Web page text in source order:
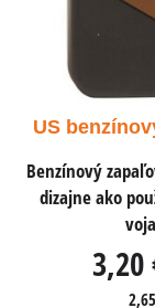
US
Benzínový
dizajne ako
3,20